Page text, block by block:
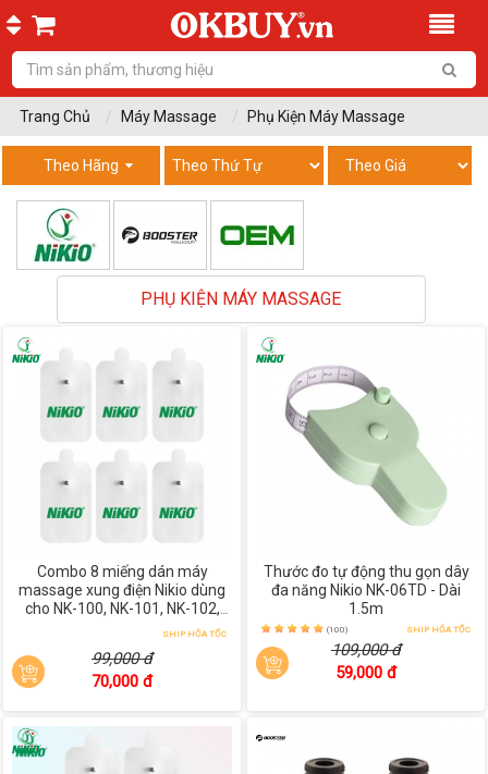
Trang Chủ Máy Massage Phụ Kiện Máy Massage
Theo Hãng
PHỤ KIỆN MÁY MASSAGE
Combo 8 miếng dán máy
massage xung điện Nikio dùng
cho NK-100, NK-101, NK-102,
NK-103, NK-105SHIP HỎA TỐC
99,000 đ
70,000 đ
Thước đo tự động thu gọn dây
đa năng Nikio NK-06TD - Dài
1.5m
(100) SHIP HỎA TỐC
109,000 đ
59,000 đ